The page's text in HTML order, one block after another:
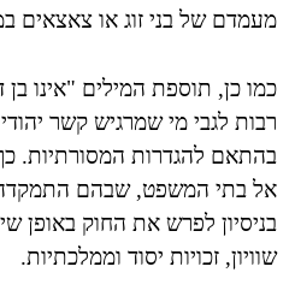
מעמדם של בני זוג או צאצאים
כמו כן, תוספת המילים "אינו
רבות לגבי מי שמרגיש קשר
בהתאם להגדרות המסורתיות.
אל בתי המשפט, שבהם
בניסיון לפרש את החוק באופן
שוויון, זכויות יסוד וממלכתיות.